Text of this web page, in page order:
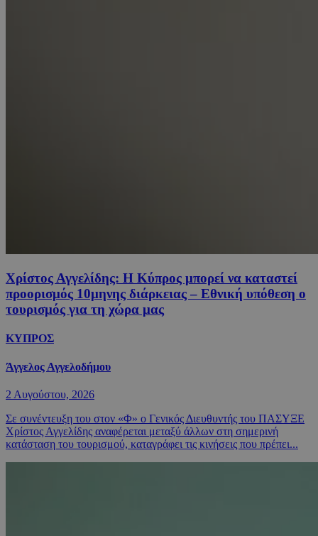
Χρίστος Αγγελίδης: Η Κύπρος μπορεί να καταστεί
προορισμός 10μηνης διάρκειας – Εθνική υπόθεση ο
τουρισμός για τη χώρα μας
ΚΥΠΡΟΣ
Άγγελος Αγγελοδήμου
2 Αυγούστου, 2026
Σε συνέντευξη του στον «Φ» ο Γενικός Διευθυντής του ΠΑΣΥΞΕ
Χρίστος Αγγελίδης αναφέρεται μεταξύ άλλων στη σημερινή
κατάσταση του τουρισμού, καταγράφει τις κινήσεις που πρέπει...